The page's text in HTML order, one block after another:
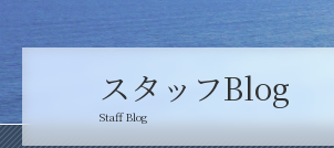
スタッフBlog
Staff Blog